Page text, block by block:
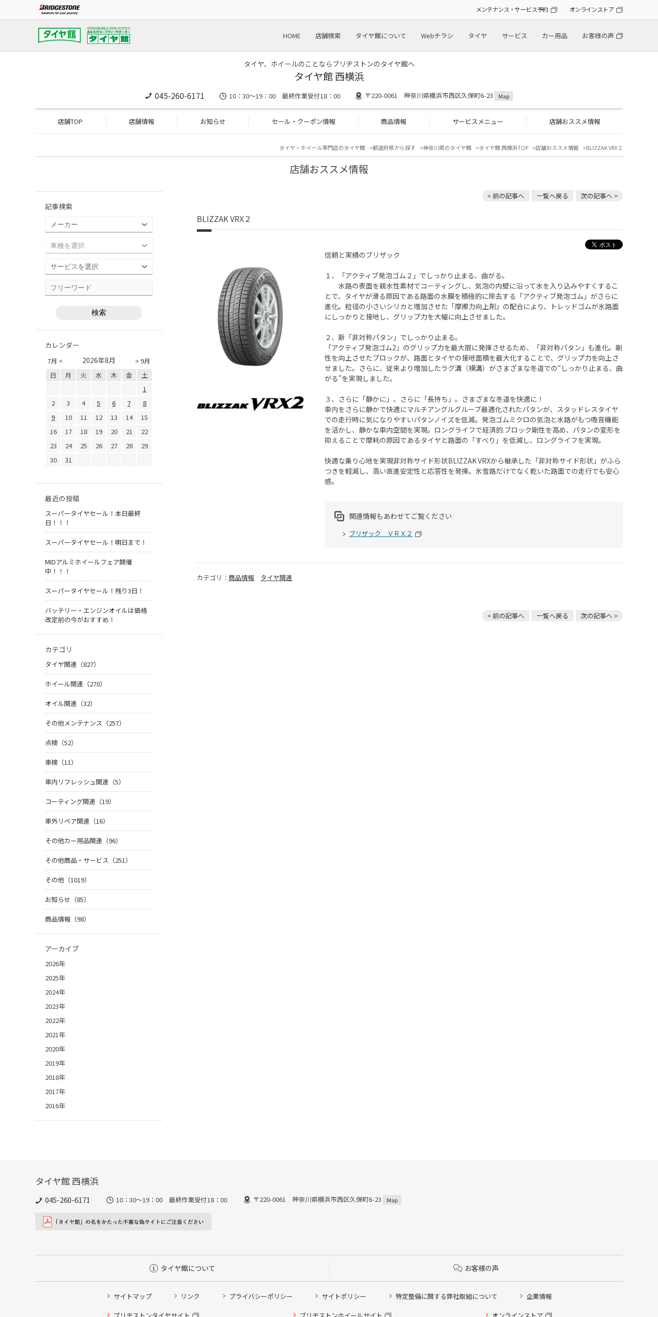
メンテナンス・サービス予約 オンラインストア
HOME 店舗検索 タイヤ館について Webチラシ タイヤ サービス カー用品 お客様の声
タイヤ、ホイールのことならブリヂストンのタイヤ館へ
タイヤ館 西横浜
045-260-6171 10：30～19：00 最終作業受付18：00 〒220-0061 神奈川県横浜市西区久保町6-23 Map
店舗TOP 店舗情報 お知らせ セール・クーポン情報 商品情報 サービスメニュー 店舗おススメ情報
タイヤ・ホイール専門店のタイヤ館 都道府県から探す 神奈川県のタイヤ館 タイヤ館 西横浜TOP 店舗おススメ情報 BLIZZAK VRX２
店舗おススメ情報
< 前の記事へ 一覧へ戻る 次の記事へ >
BLIZZAK VRX２
信頼と実績のブリザック
１、「アクティブ発泡ゴム２」でしっかり止まる、曲がる。
水路の表面を親水性素材でコーティングし、気泡の内壁に沿って水を入り込みやすくするこ
とで、タイヤが滑る原因である路面の水膜を積極的に除去する「アクティブ発泡ゴム」がさらに
進化。粒径の小さいシリカと増加させた「摩擦力向上剤」の配合により、トレッドゴムが氷路面
にしっかりと接地し、グリップ力を大幅に向上させました。
２、新「非対称パタン」でしっかり止まる。
「アクティブ発泡ゴム2」のグリップ力を最大限に発揮させるため、「非対称パタン」も進化。剛
性を向上させたブロックが、路面とタイヤの接地面積を最大化することで、グリップ力を向上さ
せました。さらに、従来より増加したラグ溝（横溝）がさまざまな冬道での“しっかり止まる、曲
がる”を実現しました。
３、さらに「静かに」、さらに「長持ち」。さまざまな冬道を快適に！
車内をさらに静かで快適にマルチアングルグルーブ最適化されたパタンが、スタッドレスタイヤ
での走行時に気になりやすいパタンノイズを低減。発泡ゴムミクロの気泡と水路がもつ吸音機能
を活かし、静かな車内空間を実現。ロングライフで経済的.ブロック剛性を高め、パタンの変形を
抑えることで摩耗の原因であるタイヤと路面の「すべり」を低減し、ロングライフを実現。
快適な乗り心地を実現非対称サイド形状BLIZZAK VRXから継承した「非対称サイド形状」がふら
つきを軽減し、高い直進安定性と応答性を発揮。氷雪路だけでなく乾いた路面での走行でも安心
感。
関連情報もあわせてご覧ください
ブリザック ＶＲＸ２
カテゴリ： 商品情報 タイヤ関連
< 前の記事へ 一覧へ戻る 次の記事へ >
記事検索
カレンダー
7月 < > 9月
2026年8月
日 月 火 水 木 金
土
1
2
3 4 5 6 7
8
9
10 11 12 13 14
15
16
17 18 19 20 21
22
23
24 25 26 27 28
29
30
31
最近の投稿
スーパータイヤセール！本日最終
日！！！
スーパータイヤセール！明日まで！
MIDアルミホイールフェア開催
中！！！
スーパータイヤセール！残り3日！
バッテリー・エンジンオイルは価格
改定前の今がおすすめ！
カテゴリ
タイヤ関連（827）
ホイール関連（270）
オイル関連（32）
その他メンテナンス（257）
点検（52）
車検（11）
車内リフレッシュ関連（5）
コーティング関連（19）
車外リペア関連（16）
その他カー用品関連（96）
その他商品・サービス（251）
その他（1019）
お知らせ（85）
商品情報（98）
アーカイブ
2026年
2025年
2024年
2023年
2022年
2021年
2020年
2019年
2018年
2017年
2016年
タイヤ館 西横浜
045-260-6171 10：30～19：00 最終作業受付18：00 〒220-0061 神奈川県横浜市西区久保町6-23 Map
タイヤ館について お客様の声
サイトマップ リンク プライバシーポリシー サイトポリシー 特定整備に関する弊社取組について 企業情報
ブリヂストンタイヤサイト ブリヂストンホイールサイト オンラインストア
タイヤ点検・安全点検/タイヤ履き替え/オイル交換/その他ピット作業の予約